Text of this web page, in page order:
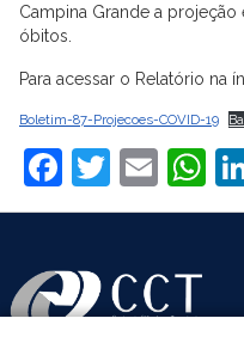
Campina Grande a projeção
óbitos.
Para acessar o Relatório na
Boletim-87-Projecoes-COVID-19
Facebook
Twitter